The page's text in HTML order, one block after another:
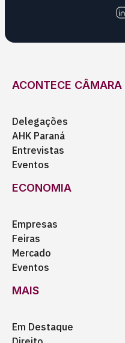
ACONTECE CÂMARA
Delegações
AHK Paraná
Entrevistas
Eventos
ECONOMIA
Empresas
Feiras
Mercado
Eventos
MAIS
Em Destaque